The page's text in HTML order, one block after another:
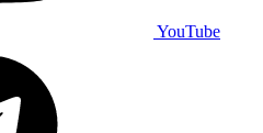
YouTube